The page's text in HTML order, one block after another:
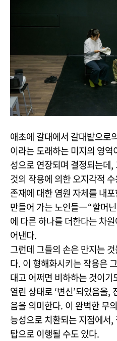
애초에 갈대에서 갈대밭으로
이라는 도래하는 미지의 영
성으로 연장되며 결정되는데
것의 작용에 의한 오지각적
존재에 대한 염원 자체를 내
만들어 가는 노인들―“할머
에 다른 하나를 더한다는 차
어낸다.
그런데 그들의 손은 만지는
다. 이 형해화시키는 작용은
대고 어쩌면 비하하는 것이
열린 상태로 ‘변신’되었음을,
음을 의미한다. 이 완벽한 무
능성으로 치환되는 지점에서
탑으로 이행될 수도 있다.